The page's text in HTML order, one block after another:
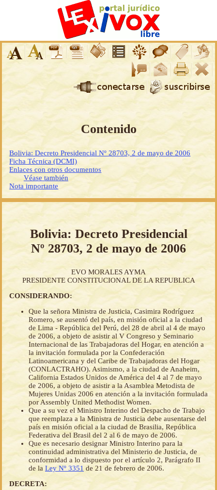
Contenido
Bolivia: Decreto Presidencial Nº 28703, 2 de mayo de 2006
Ficha Técnica (DCMI)
Enlaces con otros documentos
Véase también
Nota importante
Bolivia: Decreto Presidencial
Nº 28703, 2 de mayo de 2006
EVO MORALES AYMA
PRESIDENTE CONSTITUCIONAL DE LA REPUBLICA
CONSIDERANDO:
Que la señora Ministra de Justicia, Casimira Rodríguez
Romero, se ausentó del país, en misión oficial a la ciudad
de Lima - República del Perú, del 28 de abril al 4 de mayo
de 2006, a objeto de asistir al V Congreso y Seminario
Internacional de las Trabajadoras del Hogar, en atención a
la invitación formulada por la Confederación
Latinoamericana y del Caribe de Trabajadoras del Hogar
(CONLACTRAHO). Asimismo, a la ciudad de Anaheim,
California Estados Unidos de América del 4 al 7 de mayo
de 2006, a objeto de asistir a la Asamblea Metodista de
Mujeres Unidas 2006 en atención a la invitación formulada
por Assembly United Methodist Women.
Que a su vez el Ministro Interino del Despacho de Trabajo
que reemplaza a la Ministra de Justicia debe ausentarse del
país en misión oficial a la ciudad de Brasilia, República
Federativa del Brasil del 2 al 6 de mayo de 2006.
Que es necesario designar Ministro Interino para la
continuidad administrativa del Ministerio de Justicia, de
conformidad a lo dispuesto por el artículo 2, Parágrafo II
de la Ley Nº 3351 de 21 de febrero de 2006.
DECRETA: